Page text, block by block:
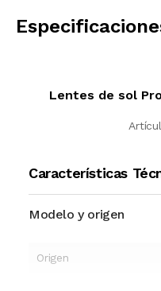
Lentes de sol
Características
Modelo y origen
Origen